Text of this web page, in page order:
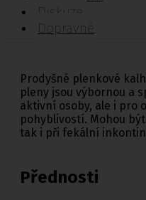
Diskuze
Dopravné
Prodyšné plenkové
pleny jsou výbornou a
aktivní osoby, ale i pro
pohyblivostí. Mohou
tak i při fekální
Přednosti